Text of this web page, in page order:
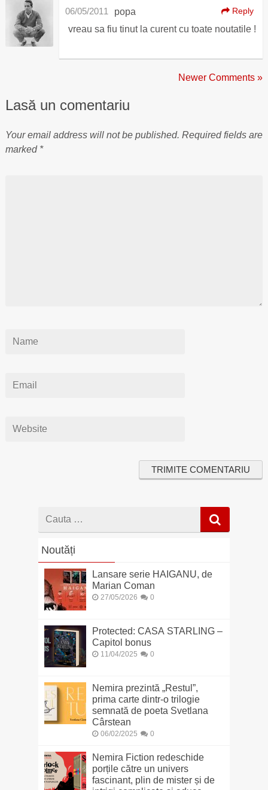
popa
06/05/2011 Reply
vreau sa fiu tinut la curent cu toate noutatile !
Newer Comments »
Lasă un comentariu
Your email address will not be published. Required fields are
marked *
Cauta
Noutăți
Lansare serie HAIGANU, de
Marian Coman
27/05/2026 0
Protected: CASA STARLING –
Capitol bonus
11/04/2025 0
Nemira prezintă „Restul”,
prima carte dintr-o trilogie
semnată de poeta Svetlana
Cârstean
06/02/2025 0
Nemira Fiction redeschide
porțile către un univers
fascinant, plin de mister și de